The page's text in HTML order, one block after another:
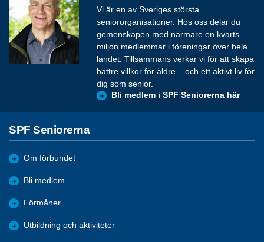
Vi är en av Sveriges största
seniororganisationer. Hos oss delar du
gemenskapen med närmare en kvarts
miljon medlemmar i föreningar över hela
landet. Tillsammans verkar vi för att skapa
bättre villkor för äldre – och ett aktivt liv för
dig som senior.
Bli medlem i SPF Seniorerna här
SPF Seniorerna
Om förbundet
Bli medlem
Förmåner
Utbildning och aktiviteter